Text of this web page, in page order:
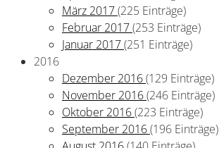
März 2017(225 Einträge)
Februar 2017(253 Einträge)
Januar 2017(251 Einträge)
2016
Dezember 2016(129 Einträge)
November 2016(246 Einträge)
Oktober 2016(223 Einträge)
September 2016(196 Einträge)